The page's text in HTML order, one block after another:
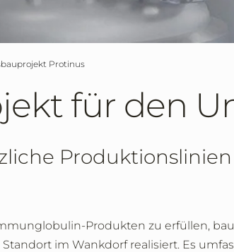
Protinus
für den
Produkten zu erfüllen,
im Wankdorf realisiert. Es